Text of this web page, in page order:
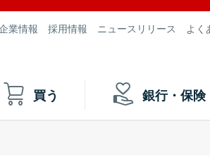
業情報 採用情報 ニュースリリース よく
買う 銀行・保険